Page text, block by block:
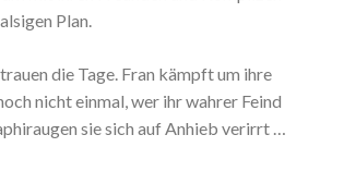
Plan.
die Tage. Fran kämpft um ihre
nicht einmal, wer ihr wahrer Feind
sie sich auf Anhieb verirrt …